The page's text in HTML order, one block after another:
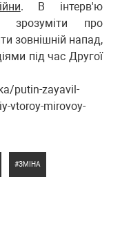
. В інтерв'ю
зрозуміти про
зовнішній напад,
під час Другої
putin-zayavil-
vtoroy-mirovoy-
ЗМІНА